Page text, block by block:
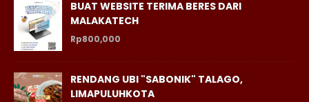
BUAT WEBSITE TERIMA BERES DARI
MALAKATECH
Rp800,000
RENDANG UBI "SABONIK" TALAGO,
LIMAPULUHKOTA